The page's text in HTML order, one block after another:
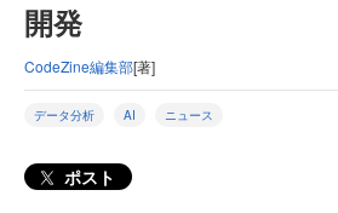
開発
CodeZine編集部[著]
データ分析 AI ニュース
ポスト